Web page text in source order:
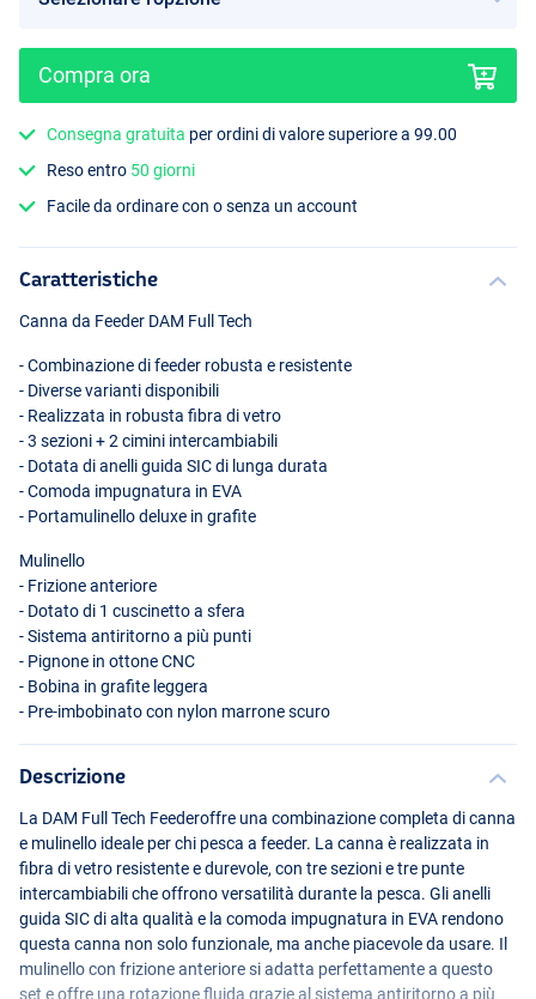
Compra ora
Consegna gratuita per ordini di valore superiore a 99.00
Reso entro 50 giorni
Facile da ordinare con o senza un account
Caratteristiche
Canna da Feeder DAM Full Tech
- Combinazione di feeder robusta e resistente
- Diverse varianti disponibili
- Realizzata in robusta fibra di vetro
- 3 sezioni + 2 cimini intercambiabili
- Dotata di anelli guida SICdi lunga durata
- Comoda impugnatura in EVA
- Portamulinello deluxe in grafite
Mulinello
- Frizione anteriore
- Dotato di 1 cuscinetto a sfera
- Sistema antiritorno a più punti
- Pignone in ottoneCNC
- Bobina in grafite leggera
- Pre-imbobinato con nylon marrone scuro
Descrizione
La DAM Full Tech Feederoffre una combinazione completa di canna
e mulinello ideale per chi pesca a feeder. La canna è realizzata in
fibra di vetro resistente e durevole, con tre sezioni e tre punte
intercambiabili che offrono versatilità durante la pesca. Gli anelli
guida SICdi alta qualità e la comoda impugnatura in EVA rendono
questa canna non solo funzionale, ma anche piacevole da usare. Il
mulinello con frizione anteriore si adatta perfettamente a questo
set e offre una rotazione fluida grazie al sistema antiritorno a più